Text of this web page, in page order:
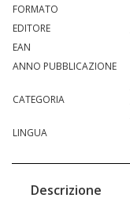
FORMATO
EDITORE
EAN
ANNO PUBBLICAZIONE
CATEGORIA
LINGUA
Descrizione